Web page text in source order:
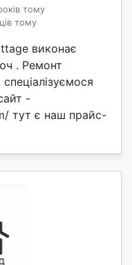
тому
тому
виконає
. Ремонт
-
тут є наш прайс-